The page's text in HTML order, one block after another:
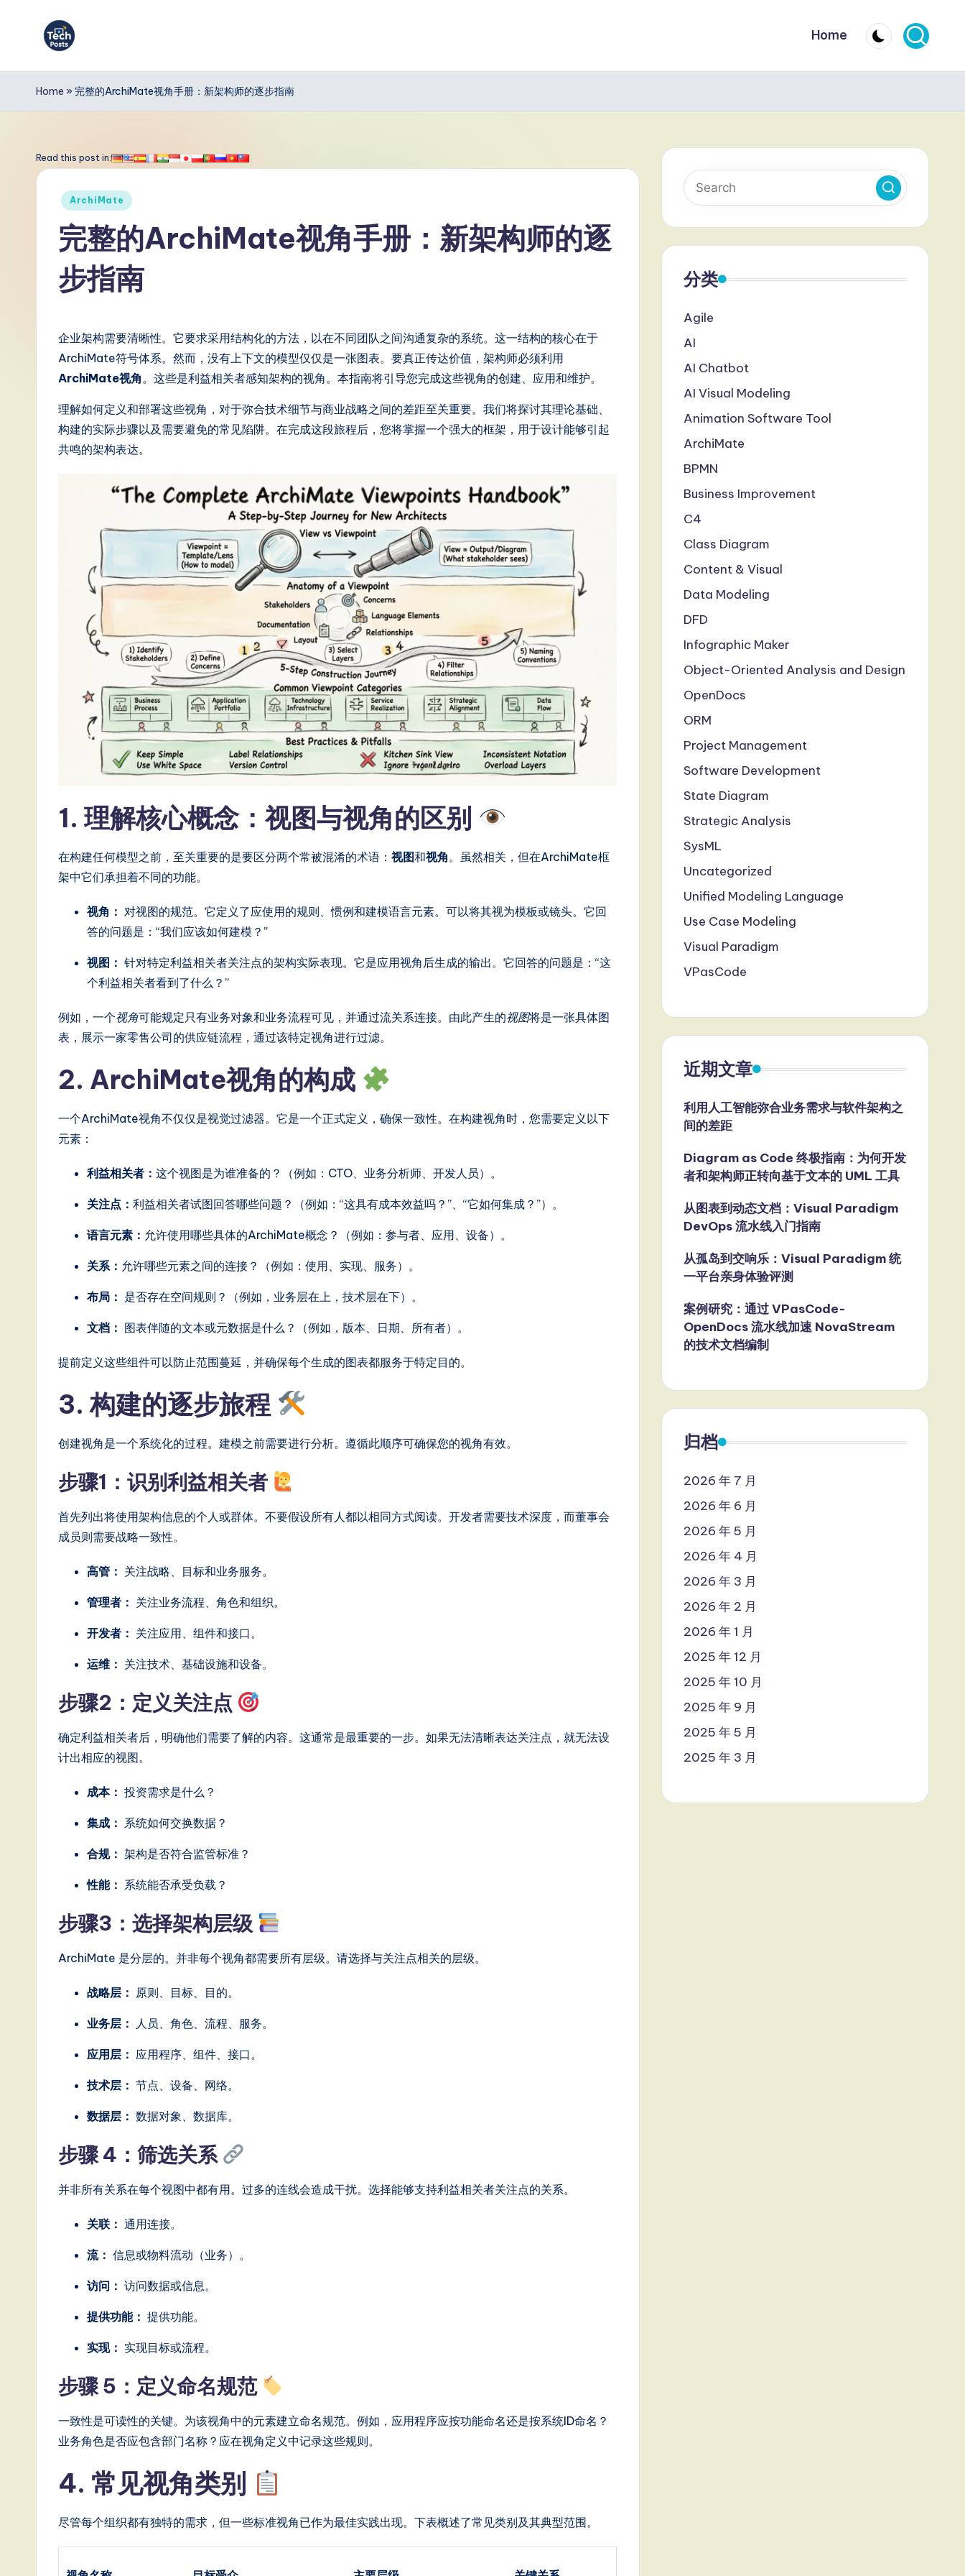
T
e
h
m
in
In
Home
Home » 完整的ArchiMate视角手册：新架构师的逐步指南
Read this post in:
Posted
ArchiMate
完整的ArchiMate视角手册：新架构师的逐
步指南
企业架构需要清晰性。它要求采用结构化的方法，以在不同团队之间沟通复杂的系统。这一结构的核心在于
ArchiMate符号体系。然而，没有上下文的模型仅仅是一张图表。要真正传达价值，架构师必须利用
ArchiMate视角。这些是利益相关者感知架构的视角。本指南将引导您完成这些视角的创建、应用和维护。
理解如何定义和部署这些视角，对于弥合技术细节与商业战略之间的差距至关重要。我们将探讨其理论基础、
构建的实际步骤以及需要避免的常见陷阱。在完成这段旅程后，您将掌握一个强大的框架，用于设计能够引起
共鸣的架构表达。
1. 理解核心概念：视图与视角的区别
在构建任何模型之前，至关重要的是要区分两个常被混淆的术语： 视图和视角。虽然相关，但在ArchiMate框
架中它们承担着不同的功能。
视角： 对视图的规范。它定义了应使用的规则、惯例和建模语言元素。可以将其视为模板或镜头。它回
答的问题是：“我们应该如何建模？”
视图： 针对特定利益相关者关注点的架构实际表现。它是应用视角后生成的输出。它回答的问题是：“这
个利益相关者看到了什么？”
例如，一个视角可能规定只有业务对象和业务流程可见，并通过流关系连接。由此产生的视图将是一张具体图
表，展示一家零售公司的供应链流程，通过该特定视角进行过滤。
2. ArchiMate视角的构成
一个ArchiMate视角不仅仅是视觉过滤器。它是一个正式定义，确保一致性。在构建视角时，您需要定义以下
元素：
利益相关者： 这个视图是为谁准备的？（例如：CTO、业务分析师、开发人员）。
关注点： 利益相关者试图回答哪些问题？（例如：“这具有成本效益吗？”、“它如何集成？”）。
语言元素： 允许使用哪些具体的ArchiMate概念？（例如：参与者、应用、设备）。
关系： 允许哪些元素之间的连接？（例如：使用、实现、服务）。
布局： 是否存在空间规则？（例如，业务层在上，技术层在下）。
文档： 图表伴随的文本或元数据是什么？（例如，版本、日期、所有者）。
提前定义这些组件可以防止范围蔓延，并确保每个生成的图表都服务于特定目的。
3. 构建的逐步旅程
创建视角是一个系统化的过程。建模之前需要进行分析。遵循此顺序可确保您的视角有效。
步骤1：识别利益相关者
首先列出将使用架构信息的个人或群体。不要假设所有人都以相同方式阅读。开发者需要技术深度，而董事会
成员则需要战略一致性。
高管： 关注战略、目标和业务服务。
管理者： 关注业务流程、角色和组织。
开发者： 关注应用、组件和接口。
运维： 关注技术、基础设施和设备。
步骤2：定义关注点
确定利益相关者后，明确他们需要了解的内容。这通常是最重要的一步。如果无法清晰表达关注点，就无法设
计出相应的视图。
成本： 投资需求是什么？
集成： 系统如何交换数据？
合规： 架构是否符合监管标准？
性能： 系统能否承受负载？
步骤3：选择架构层级
ArchiMate 是分层的。并非每个视角都需要所有层级。请选择与关注点相关的层级。
战略层： 原则、目标、目的。
业务层： 人员、角色、流程、服务。
应用层： 应用程序、组件、接口。
技术层： 节点、设备、网络。
数据层： 数据对象、数据库。
步骤 4：筛选关系
并非所有关系在每个视图中都有用。过多的连线会造成干扰。选择能够支持利益相关者关注点的关系。
关联： 通用连接。
流： 信息或物料流动（业务）。
访问： 访问数据或信息。
提供功能： 提供功能。
实现： 实现目标或流程。
步骤 5：定义命名规范
一致性是可读性的关键。为该视角中的元素建立命名规范。例如，应用程序应按功能命名还是按系统ID命名？
业务角色是否应包含部门名称？应在视角定义中记录这些规则。
4. 常见视角类别
尽管每个组织都有独特的需求，但一些标准视角已作为最佳实践出现。下表概述了常见类别及其典型范围。
分类
Agile
AI
AI Chatbot
AI Visual Modeling
Animation Software Tool
ArchiMate
BPMN
Business Improvement
C4
Class Diagram
Content & Visual
Data Modeling
DFD
Infographic Maker
Object-Oriented Analysis and Design
OpenDocs
ORM
Project Management
Software Development
State Diagram
Strategic Analysis
SysML
Uncategorized
Unified Modeling Language
Use Case Modeling
Visual Paradigm
VPasCode
近期文章
利用人工智能弥合业务需求与软件架构之
间的差距
Diagram as Code 终极指南：为何开发
者和架构师正转向基于文本的 UML 工具
从图表到动态文档：Visual Paradigm
DevOps 流水线入门指南
从孤岛到交响乐：Visual Paradigm 统
一平台亲身体验评测
案例研究：通过 VPasCode-
OpenDocs 流水线加速 NovaStream
的技术文档编制
归档
2026 年 7 月
2026 年 6 月
2026 年 5 月
2026 年 4 月
2026 年 3 月
2026 年 2 月
2026 年 1 月
2025 年 12 月
2025 年 10 月
2025 年 9 月
2025 年 5 月
2025 年 3 月